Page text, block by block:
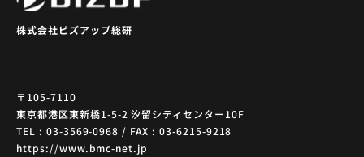
株式会社ビズアップ総研
〒105-7110
東京都港区東新橋1-5-2 汐留シティセンター10F
TEL : 03-3569-0968 / FAX : 03-6215-9218
https://www.bmc-net.jp